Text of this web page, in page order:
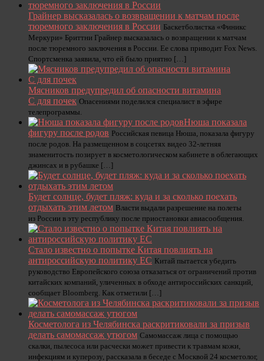
Грайнер высказалась о возвращении к матчам после
тюремного заключения в России Баскетболистка «Финикс
Меркури» Бриттни Грайнер высказалась о возвращении к матчам
после тюремного заключения в России. Ее слова приводит Fox News.
Спортсменка заявила, что ей было приятно […]
Мясников предупредил об опасности витамина
С для почек Опасениями поделился специалист в эфире
телепрограммы.
Нюша показала
фигуру после родов Российская певица Нюша, показала фигуру
после родов. На размещенном в соцсетях видео 32-летняя
знаменитость позирует в косметологическом кабинете в облегающих
джинсах и в рубашке […]
Будет солнце, будет пляж: куда и за сколько поехать
отдыхать этим летом Власти выдали разрешение на полеты
из России в эту республику после приостановки авиасообщения.
Стало известно о попытке Китая повлиять на
антироссийскую политику ЕС Китай пытается убедить
руководство Европейского союза отказаться от ограничений против
китайских компаний, уличенных в обходе антироссийских санкций,
сообщает Bloomberg. Как отметили […]
Косметолога из Челябинска раскритиковали за призыв
делать самомассаж утюгом Самомассаж лица с помощью
скалки, пылесоса или расчески может привести к травмам кожи,
инфекциям и куперозу, рассказала в беседе с Москвой 24 косметолог,